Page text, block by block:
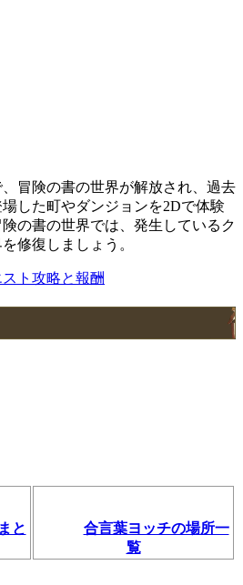
冒険の書の世界が解放され、過去
した町やダンジョンを2Dで体験
の書の世界では、発生しているク
修復しましょう。
ト攻略と報酬
と
合言葉ヨッチの場所一
覧